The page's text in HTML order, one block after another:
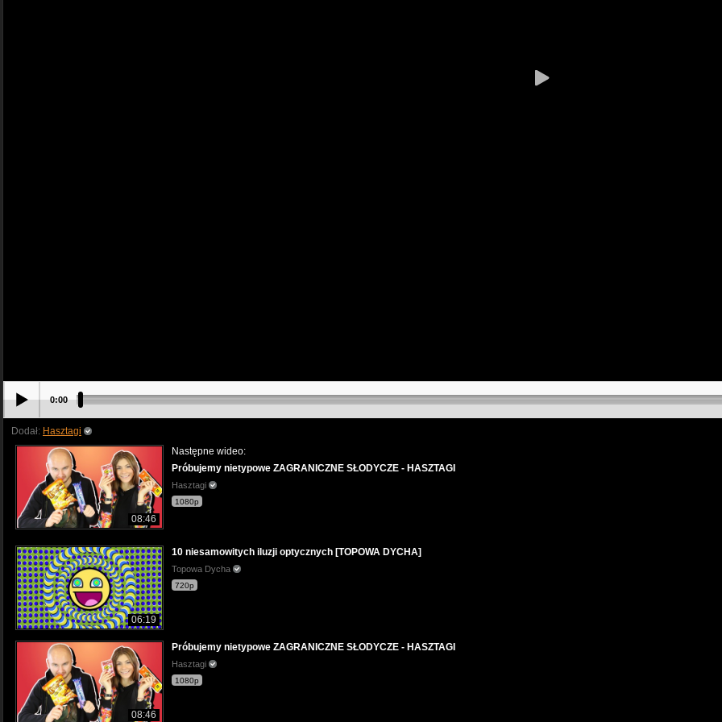
0:00
Dodał: Hasztagi
08:46
Następne wideo:
Próbujemy nietypowe ZAGRANICZNE SŁODYCZE - HASZTAGI
Hasztagi
1080p
06:19
10 niesamowitych iluzji optycznych [TOPOWA DYCHA]
Topowa Dycha
720p
08:46
Próbujemy nietypowe ZAGRANICZNE SŁODYCZE - HASZTAGI
Hasztagi
1080p